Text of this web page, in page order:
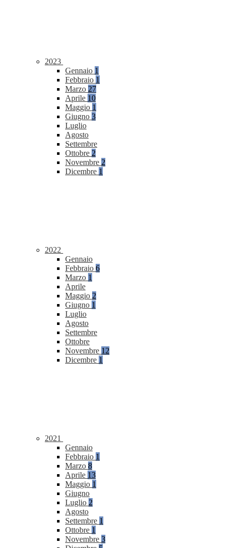
2023
Gennaio 1
Febbraio 1
Marzo 27
Aprile 10
Maggio 1
Giugno 3
Luglio
Agosto
Settembre
Ottobre 2
Novembre 2
Dicembre 1
2022
Gennaio
Febbraio 6
Marzo 1
Aprile
Maggio 2
Giugno 1
Luglio
Agosto
Settembre
Ottobre
Novembre 12
Dicembre 1
2021
Gennaio
Febbraio 1
Marzo 8
Aprile 13
Maggio 1
Giugno
Luglio 2
Agosto
Settembre 1
Ottobre 1
Novembre 3